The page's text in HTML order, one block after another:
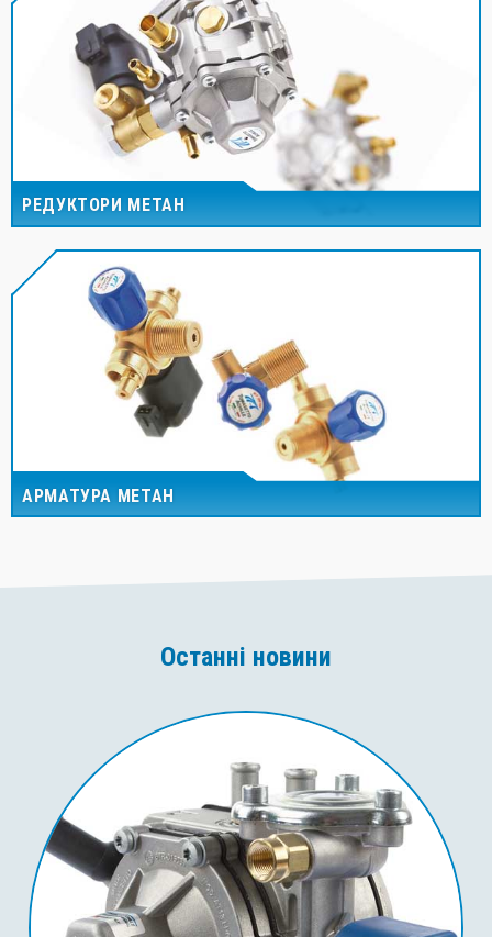
РЕДУКТОРИ МЕТАН
АРМАТУРА МЕТАН
Останні новини